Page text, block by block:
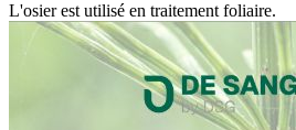
L'osier est utilisé en traitement foliaire.